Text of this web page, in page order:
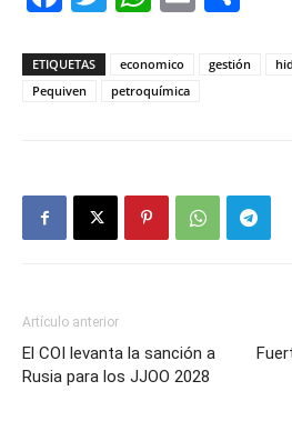
ETIQUETAS economico gestión
Pequiven
petroquímica
Artículo anterior
El COI levanta la sanción a
Rusia para los JJOO 2028